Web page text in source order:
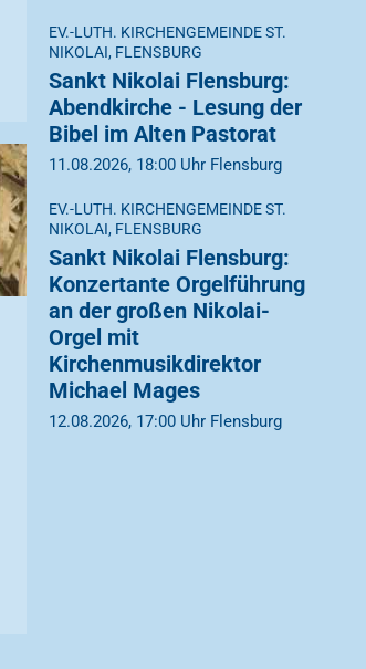
EV.-LUTH. KIRCHENGEMEINDE ST.
NIKOLAI, FLENSBURG
Sankt Nikolai Flensburg:
Abendkirche - Lesung der
Bibel im Alten Pastorat
11.08.2026, 18:00 Uhr Flensburg
EV.-LUTH. KIRCHENGEMEINDE ST.
NIKOLAI, FLENSBURG
Sankt Nikolai Flensburg:
Konzertante Orgelführung
an der großen Nikolai-
Orgel mit
Kirchenmusikdirektor
Michael Mages
12.08.2026, 17:00 Uhr Flensburg